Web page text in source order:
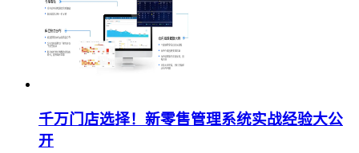
千万门店选择！新零售管理系统实战经验大公
开